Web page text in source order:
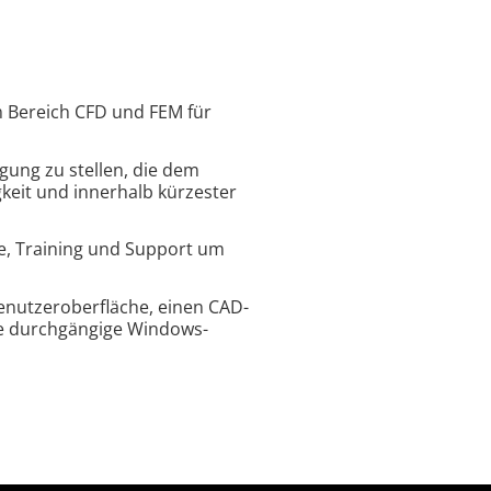
CFD und FEM für
zu stellen, die dem
und innerhalb kürzester
Training und Support um
einen CAD-
durchgängige Windows-